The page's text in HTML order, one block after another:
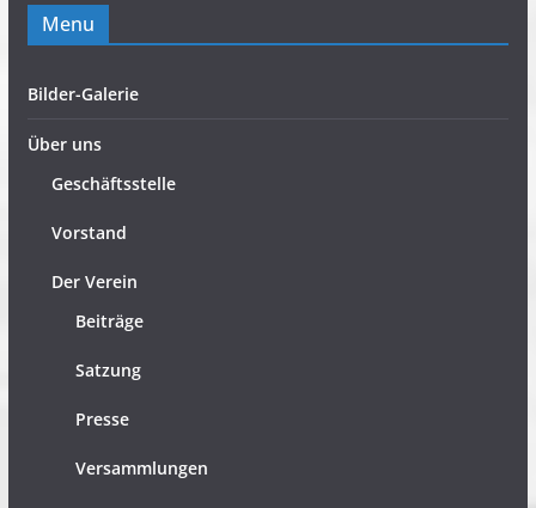
Menu
Bilder-Galerie
Über uns
Geschäftsstelle
Vorstand
Der Verein
Beiträge
Satzung
Presse
Versammlungen